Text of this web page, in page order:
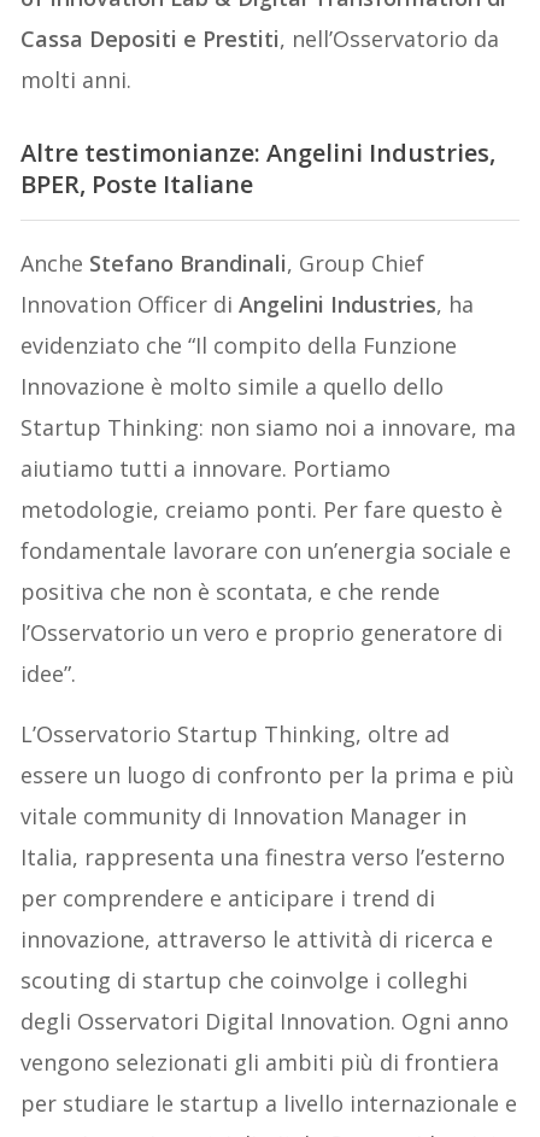
Cassa Depositi e Prestiti, nell’Osservatorio da
molti anni.
Altre testimonianze:Angelini Industries,
BPER, Poste Italiane
Anche Stefano Brandinali, Group Chief
Innovation Officer diAngelini Industries, ha
evidenziato che “Il compito della Funzione
Innovazione è molto simile a quello dello
Startup Thinking: non siamo noi a innovare, ma
aiutiamo tutti a innovare. Portiamo
metodologie, creiamo ponti. Per fare questo è
fondamentale lavorare con un’energia sociale e
positiva che non è scontata, e che rende
l’Osservatorio un vero e proprio generatore di
idee”.
L’Osservatorio Startup Thinking, oltre ad
essere un luogo di confronto per la prima e più
vitale community di Innovation Manager in
Italia, rappresenta una finestra verso l’esterno
per comprendere e anticipare i trend di
innovazione, attraverso le attività di ricerca e
scouting di startup che coinvolge i colleghi
degli Osservatori Digital Innovation. Ogni anno
vengono selezionati gli ambiti più di frontiera
per studiare le startup a livello internazionale e